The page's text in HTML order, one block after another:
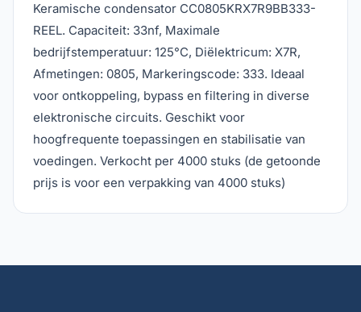
Keramische condensator CC0805KRX7R9BB333-
REEL. Capaciteit: 33nf, Maximale
bedrijfstemperatuur: 125°C, Diëlektricum: X7R,
Afmetingen: 0805, Markeringscode: 333. Ideaal
voor ontkoppeling, bypass en filtering in diverse
elektronische circuits. Geschikt voor
hoogfrequente toepassingen en stabilisatie van
voedingen. Verkocht per 4000 stuks (de getoonde
prijs is voor een verpakking van 4000 stuks)